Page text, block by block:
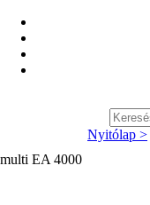
Nyitólap >
multi EA 4000